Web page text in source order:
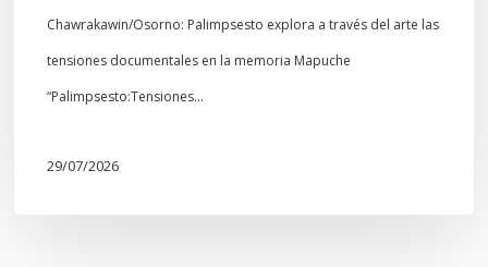
Chawrakawin/Osorno: Palimpsesto explora a través del arte las
tensiones documentales en la memoria Mapuche
“Palimpsesto:Tensiones…
29/07/2026